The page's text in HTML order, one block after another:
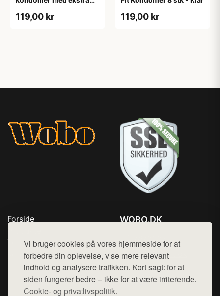
Vi bruger cookies på vores hjemmeside for at
forbedre din oplevelse, vise mere relevant
indhold og analysere trafikken. Kort sagt: for at
siden fungerer bedre – ikke for at være irriterende.
Cookie- og privatlivspolitik.
119,00 kr 119,00 kr
Forside
Top Rabatter
Kontakt
WOBO.DK
Mail: hej@want.dk
Cookie- og privatlivspolitik